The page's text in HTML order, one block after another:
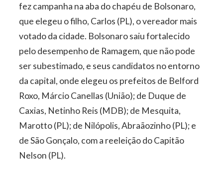
fez campanha na aba do chapéu de Bolsonaro,
que elegeu o filho, Carlos (PL), o vereador mais
votado da cidade. Bolsonaro saiu fortalecido
pelo desempenho de Ramagem, que não pode
ser subestimado, e seus candidatos no entorno
da capital, onde elegeu os prefeitos de Belford
Roxo, Márcio Canellas (União); de Duque de
Caxias, Netinho Reis (MDB); de Mesquita,
Marotto (PL); de Nilópolis, Abraãozinho (PL); e
de São Gonçalo, com a reeleição do Capitão
Nelson (PL).